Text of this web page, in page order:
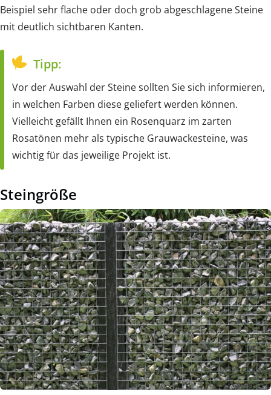
Beispiel sehr flache oder doch grob abgeschlagene Steine
mit deutlich sichtbaren Kanten.
Tipp:
Vor der Auswahl der Steine sollten Sie sich informieren,
in welchen Farben diese geliefert werden können.
Vielleicht gefällt Ihnen ein Rosenquarz im zarten
Rosatönen mehr als typische Grauwackesteine, was
wichtig für das jeweilige Projekt ist.
Steingröße